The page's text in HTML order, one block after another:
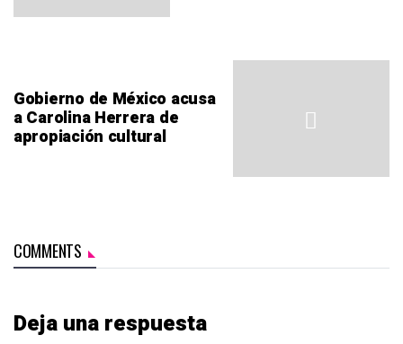
Gobierno de México acusa
a Carolina Herrera de
apropiación cultural
COMMENTS
Deja una respuesta